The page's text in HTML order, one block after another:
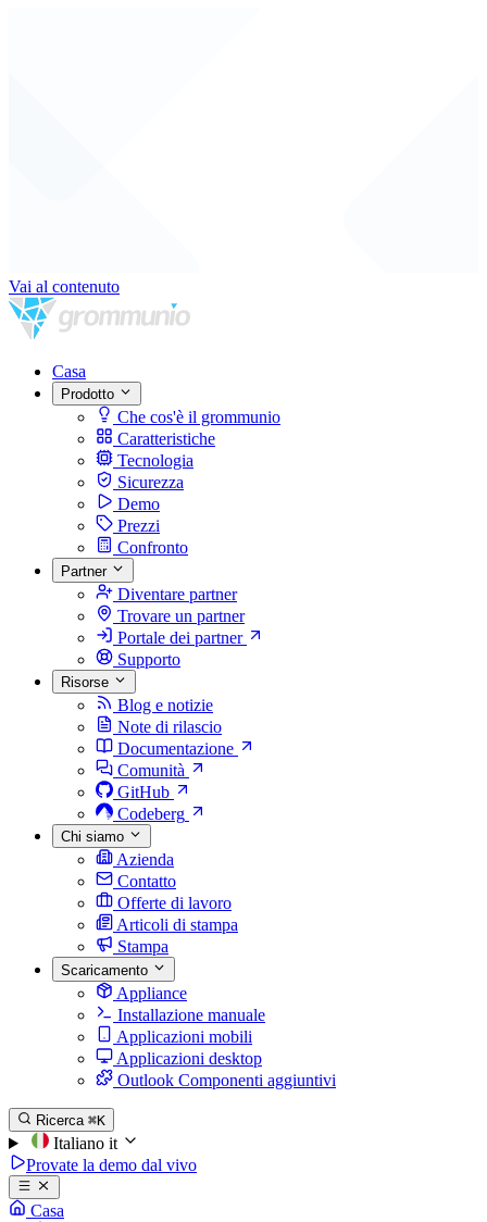
Vai al contenuto
Casa
Prodotto
Che cos'è il grommunio
Caratteristiche
Tecnologia
Sicurezza
Demo
Prezzi
Confronto
Partner
Diventare partner
Trovare un partner
Portale dei partner
Supporto
Risorse
Blog e notizie
Note di rilascio
Documentazione
Comunità
GitHub
Codeberg
Chi siamo
Azienda
Contatto
Offerte di lavoro
Articoli di stampa
Stampa
Scaricamento
Appliance
Installazione manuale
Applicazioni mobili
Applicazioni desktop
Outlook Componenti aggiuntivi
Ricerca ⌘K
Italiano it
Provate la demo dal vivo
Casa